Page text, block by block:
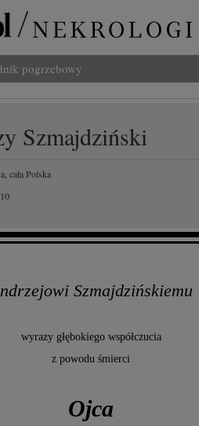
pogrzebowy
Szmajdziński
cała Polska
Szmajdzińskiemu
wyrazy głębokiego współczucia
z powodu śmierci
Ojca